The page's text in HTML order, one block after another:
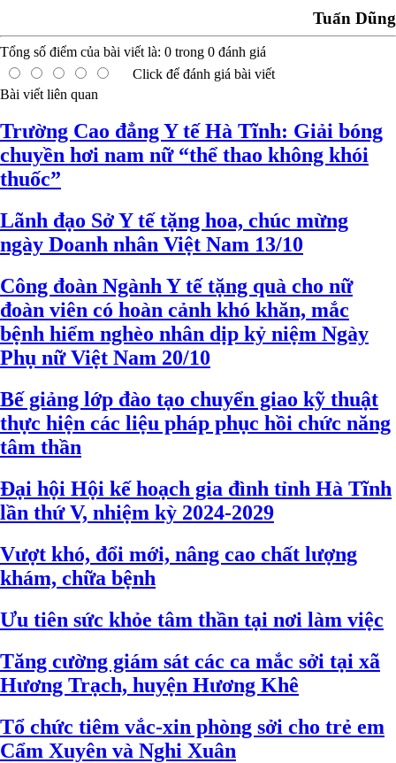
Tuấn Dũng
Tổng số điểm của bài viết là: 0 trong 0 đánh giá
Click để đánh giá bài viết
Bài viết liên quan
Trường Cao đẳng Y tế Hà Tĩnh: Giải bóng
chuyền hơi nam nữ “thể thao không khói
thuốc”
Lãnh đạo Sở Y tế tặng hoa, chúc mừng
ngày Doanh nhân Việt Nam 13/10
Công đoàn Ngành Y tế tặng quà cho nữ
đoàn viên có hoàn cảnh khó khăn, mắc
bệnh hiểm nghèo nhân dịp kỷ niệm Ngày
Phụ nữ Việt Nam 20/10
Bế giảng lớp đào tạo chuyển giao kỹ thuật
thực hiện các liệu pháp phục hồi chức năng
tâm thần
Đại hội Hội kế hoạch gia đình tỉnh Hà Tĩnh
lần thứ V, nhiệm kỳ 2024-2029
Vượt khó, đổi mới, nâng cao chất lượng
khám, chữa bệnh
Ưu tiên sức khỏe tâm thần tại nơi làm việc
Tăng cường giám sát các ca mắc sởi tại xã
Hương Trạch, huyện Hương Khê
Tổ chức tiêm vắc-xin phòng sởi cho trẻ em
Cẩm Xuyên và Nghi Xuân